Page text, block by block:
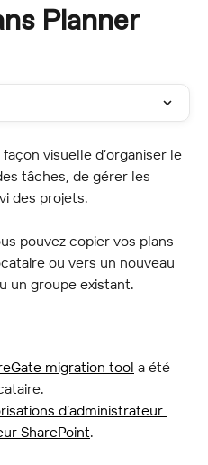
Planner
visuelle d’organiser le
tâches, de gérer les
des projets.
pouvez copier vos plans
ou vers un nouveau
un groupe existant.
migration tool a été
d’administrateur
SharePoint.